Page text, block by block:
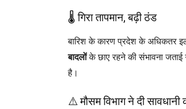
🌡️ गिरा तापमान, बढ़ी ठंड
बारिश के कारण प्रदेश के अधिकतर
बादलोंके छाए रहने की संभावना
है।
⚠️ मौसम विभाग ने दी सावधानी